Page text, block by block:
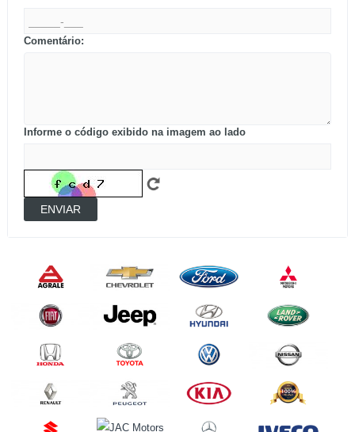
Comentário:
Informe o código exibido na imagem ao lado
ENVIAR